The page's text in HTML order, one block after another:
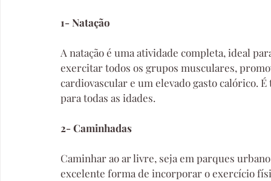
1- Natação
A natação é uma atividade completa, ideal
exercitar todos os grupos musculares,
cardiovascular e um elevado gasto calórico.
para todas as idades.
2- Caminhadas
Caminhar ao ar livre, seja em parques
excelente forma de incorporar o exercício